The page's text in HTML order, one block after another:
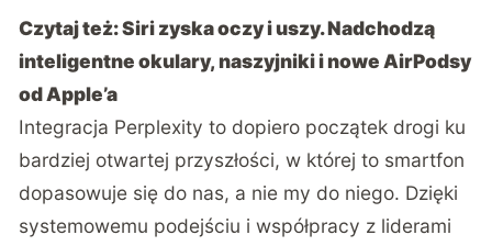
Czytaj też:Siri zyska oczy i uszy. Nadchodzą
inteligentne okulary, naszyjniki i nowe AirPodsy
od Apple’a
Integracja Perplexity to dopiero początek drogi ku
bardziej otwartej przyszłości, w której to smartfon
dopasowuje się do nas, a nie my do niego. Dzięki
systemowemu podejściu i współpracy z liderami